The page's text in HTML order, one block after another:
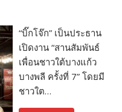
“บิ๊กโจ๊ก” เป็นประธาน
เปิดงาน “สานสัมพันธ์
เพื่อนชาวใต้บางแก้ว
บางพลี ครั้งที่ 7” โดยมี
ชาวใต…